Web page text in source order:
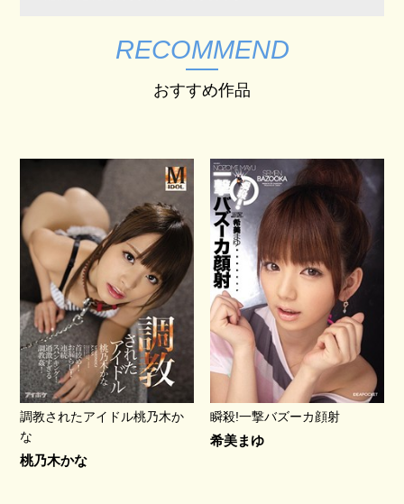
RECOMMEND
おすすめ作品
調教されたアイドル桃乃木か
な
桃乃木かな
瞬殺!一撃バズーカ顔射
希美まゆ